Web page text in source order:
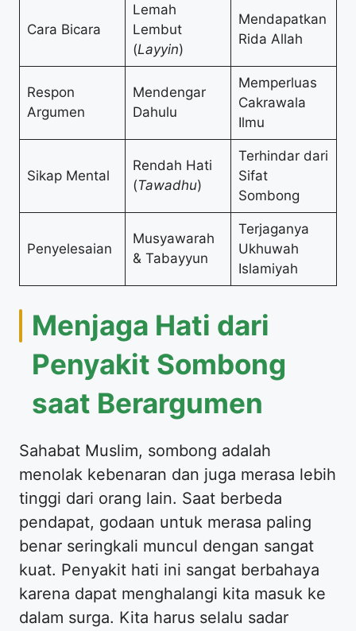
Cara Bicara
Lemah
Lembut
(Layyin)
Mendapatkan
Rida Allah
Respon
Argumen
Mendengar
Dahulu
Memperluas
Cakrawala
Ilmu
Sikap Mental
Rendah Hati
(Tawadhu)
Terhindar dari
Sifat
Sombong
Penyelesaian
Musyawarah
& Tabayyun
Terjaganya
Ukhuwah
Islamiyah
Menjaga Hati dari
Penyakit Sombong
saat Berargumen
Sahabat Muslim, sombong adalah
menolak kebenaran dan juga merasa lebih
tinggi dari orang lain. Saat berbeda
pendapat, godaan untuk merasa paling
benar seringkali muncul dengan sangat
kuat. Penyakit hati ini sangat berbahaya
karena dapat menghalangi kita masuk ke
dalam surga. Kita harus selalu sadar